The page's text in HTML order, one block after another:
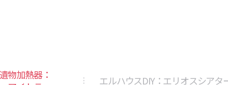
物加熱器：
エルハウスDIY：エリオスシアタ